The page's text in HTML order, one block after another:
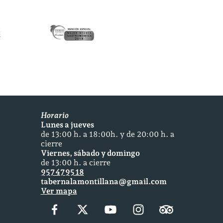
Horario
Lunes a jueves
de 13:00 h. a 18:00h. y de 20:00 h. a
cierre
Viernes, sábado y domingo
de 13:00 h. a cierre
957 47 95 18
tabernalamontillana@gmail.com
Ver mapa